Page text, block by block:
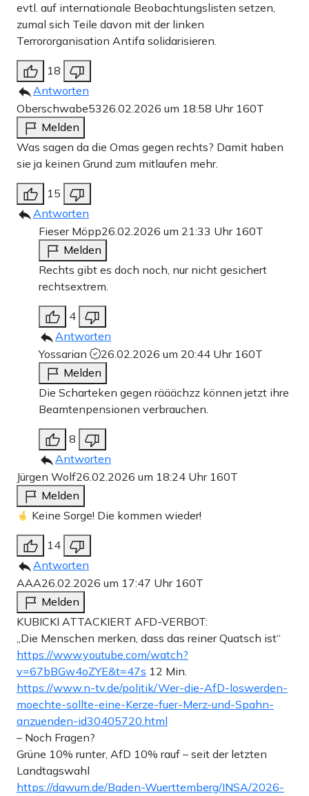
evtl. auf internationale Beobachtungslisten setzen,
zumal sich Teile davon mit der linken
Terrororganisation Antifa solidarisieren.
18
Antworten
Oberschwabe5326.02.2026 um 18:58 Uhr 160T
Melden
Was sagen da die Omas gegen rechts? Damit haben
sie ja keinen Grund zum mitlaufen mehr.
15
Antworten
Fieser Möpp26.02.2026 um 21:33 Uhr 160T
Melden
Rechts gibt es doch noch, nur nicht gesichert
rechtsextrem.
4
Antworten
Yossarian
26.02.2026 um 20:44 Uhr 160T
Melden
Die Scharteken gegen rääächzz können jetzt ihre
Beamtenpensionen verbrauchen.
8
Antworten
Jürgen Wolf26.02.2026 um 18:24 Uhr 160T
Melden
Keine Sorge! Die kommen wieder!
14
Antworten
AAA26.02.2026 um 17:47 Uhr 160T
Melden
KUBICKI ATTACKIERT AFD-VERBOT:
„Die Menschen merken, dass das reiner Quatsch ist“
https://www.youtube.com/watch?
v=67bBGw4oZYE&t=47s 12 Min.
https://www.n-tv.de/politik/Wer-die-AfD-loswerden-
moechte-sollte-eine-Kerze-fuer-Merz-und-Spahn-
anzuenden-id30405720.html
– Noch Fragen?
Grüne 10% runter, AfD 10% rauf – seit der letzten
Landtagswahl
https://dawum.de/Baden-Wuerttemberg/INSA/2026-